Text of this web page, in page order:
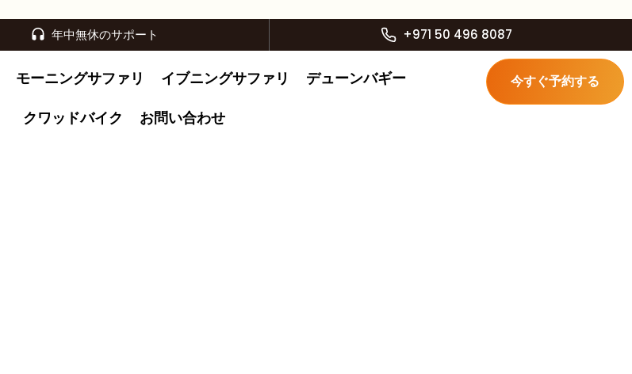
年中無休のサポート +971 50 496 8087
モーニングサファリ イブニングサファリ デューンバギー
クワッドバイク お問い合わせ
今すぐ予約する